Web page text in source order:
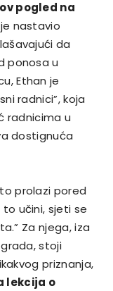
pogled na
nastavio
da
ponosa u
Ethan je
radnici”, koja
radnicima u
dostignuća
prolazi pored
učini, sjeti se
Za njega, iza
stoji
priznanja,
lekcija o